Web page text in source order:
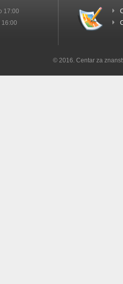
17:00
16:00
© 2016. Centar za